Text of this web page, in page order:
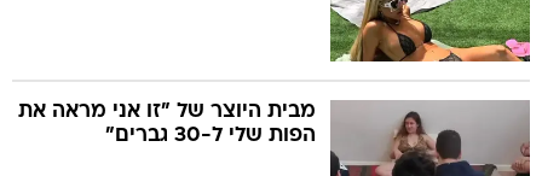
מבית היוצר של "זו אני מראה את
הפות שלי ל-30 גברים"